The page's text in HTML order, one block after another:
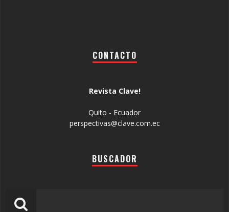
CONTACTO
Revista Clave!
Quito - Ecuador
perspectivas@clave.com.ec
BUSCADOR